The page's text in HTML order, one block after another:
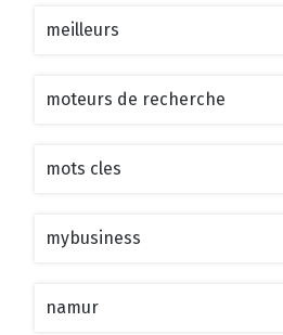
meilleurs
moteurs de recherche
mots cles
mybusiness
namur